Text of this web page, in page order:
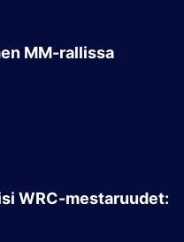
MM-rallissa
WRC-mestaruudet: